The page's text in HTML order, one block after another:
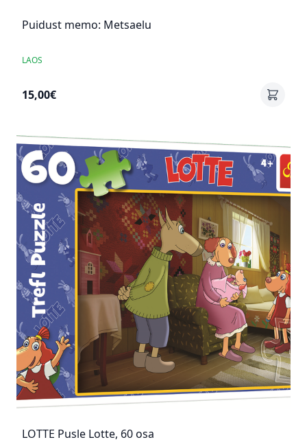
Puidust memo: Metsaelu
LAOS
15,00€
LOTTE Pusle Lotte, 60 osa